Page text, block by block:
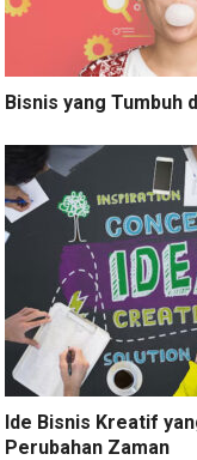
Bisnis yang Tumbuh
Ide Bisnis Kreatif
Perubahan Zaman